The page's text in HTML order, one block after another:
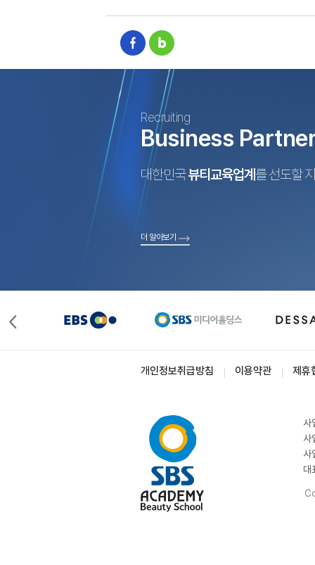
Recruiting
Business
대한민국뷰티교육업계 를 선도할
더 알아보기
개인정보취급방침 이용약관 제휴
사
사
사
대